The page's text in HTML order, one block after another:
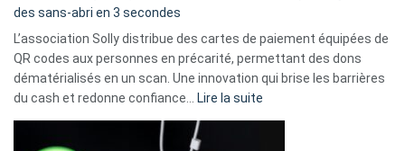
des sans-abri en 3 secondes
L’association Solly distribue des cartes de paiement équipées de
QR codes aux personnes en précarité, permettant des dons
dématérialisés en un scan. Une innovation qui brise les barrières
du cash et redonne confiance…
Lire la suite